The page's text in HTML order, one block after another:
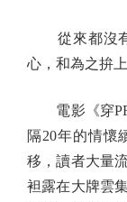
從來都沒有
心，和為之拚
電影《穿
隔20年的情懷
移，讀者大量
袒露在大牌雲